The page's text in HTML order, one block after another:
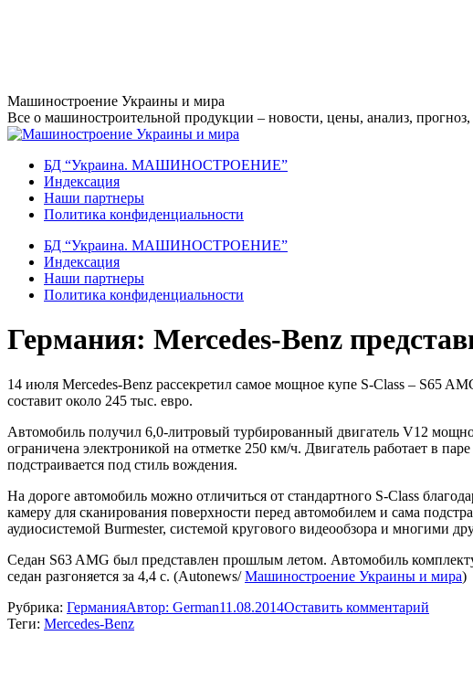
Перейти
к
содержанию
Машиностроение Украины и мира
Все о машиностроительной продукции – новости, цены, анализ, прогноз,
БД “Украина. МАШИНОСТРОЕНИЕ”
Индекcация
Наши партнеры
Политика конфиденциальности
БД “Украина. МАШИНОСТРОЕНИЕ”
Индекcация
Наши партнеры
Политика конфиденциальности
Германия: Mercedes-Benz
14 июля Mercedes-Benz рассекретил самое мощное купе S-Class – S65
составит около 245 тыс. евро.
Автомобиль получил 6,0-литровый турбированный двигатель V12
ограничена электроникой на отметке 250 км/ч. Двигатель работает в
подстраивается под стиль вождения.
На дороге автомобиль можно отличиться от стандартного S-Class
камеру для сканирования поверхности перед автомобилем и сама
аудиосистемой Burmester, системой кругового видеообзора и многими
Седан S63 AMG был представлен прошлым летом. Автомобиль
седан разгоняется за 4,4 с. (Autonews/Машиностроение Украины и мира)
Рубрика: ГерманияАвтор: German11.08.2014Оставить комментарий
Теги: Mercedes-Benz